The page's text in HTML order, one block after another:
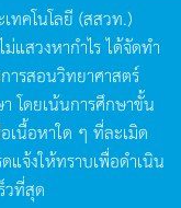
ทคโนโลยี (สสวท.)
แสวงหากำไรได้จัดทำ
ารสอนวิทยาศาสตร์
โดยเน้นการศึกษาขั้น
นื้อหาใด ๆ ที่ละเมิด
แจ้งให้ทราบเพื่อดำเนิน
วที่สุด